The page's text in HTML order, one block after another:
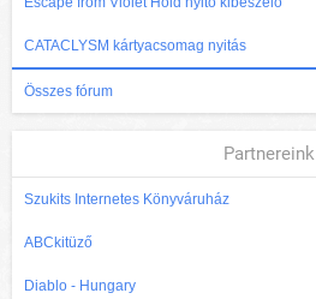
CATACLYSM kártyacsomag nyitás
Összes fórum
Partnereink
Szukits Internetes Könyváruház
ABCkitüző
Diablo - Hungary